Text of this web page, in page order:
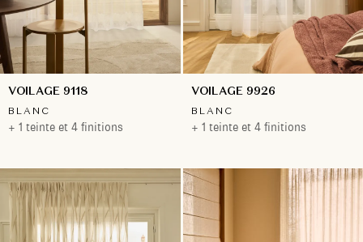
VOILAGE 9118
BLANC
+ 1 teinte et 4 finitions
VOILAGE 9926
BLANC
+ 1 teinte et 4 finitions